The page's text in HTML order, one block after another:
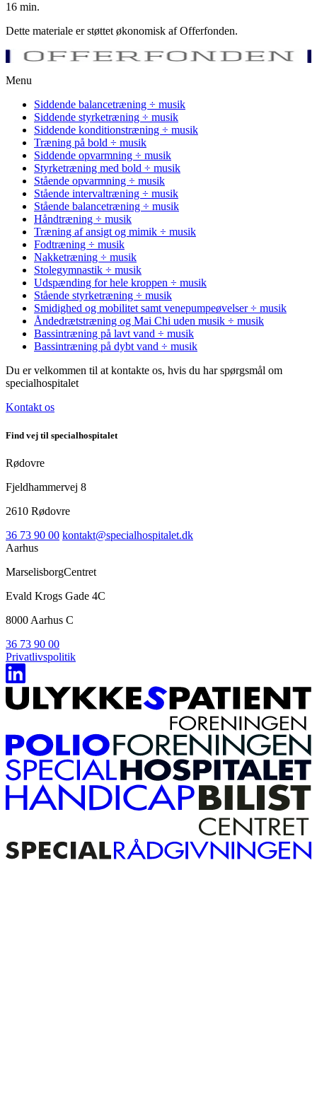
16 min.
Dette materiale er støttet økonomisk af Offerfonden.
Menu
Siddende balancetræning ÷ musik
Siddende styrketræning ÷ musik
Siddende konditionstræning ÷ musik
Træning på bold ÷ musik
Siddende opvarmning ÷ musik
Styrketræning med bold ÷ musik
Stående opvarmning ÷ musik
Stående intervaltræning ÷ musik
Stående balancetræning ÷ musik
Håndtræning ÷ musik
Træning af ansigt og mimik ÷ musik
Fodtræning ÷ musik
Nakketræning ÷ musik
Stolegymnastik ÷ musik
Udspænding for hele kroppen ÷ musik
Stående styrketræning ÷ musik
Smidighed og mobilitet samt venepumpeøvelser ÷ musik
Åndedrætstræning og Mai Chi uden musik ÷ musik
Bassintræning på lavt vand ÷ musik
Bassintræning på dybt vand ÷ musik
Du er velkommen til at kontakte os, hvis du har spørgsmål om
specialhospitalet
Kontakt os
Find vej til specialhospitalet
Rødovre
Fjeldhammervej 8
2610 Rødovre
36 73 90 00 kontakt@specialhospitalet.dk
Aarhus
MarselisborgCentret
Evald Krogs Gade 4C
8000 Aarhus C
36 73 90 00
Privatlivspolitik